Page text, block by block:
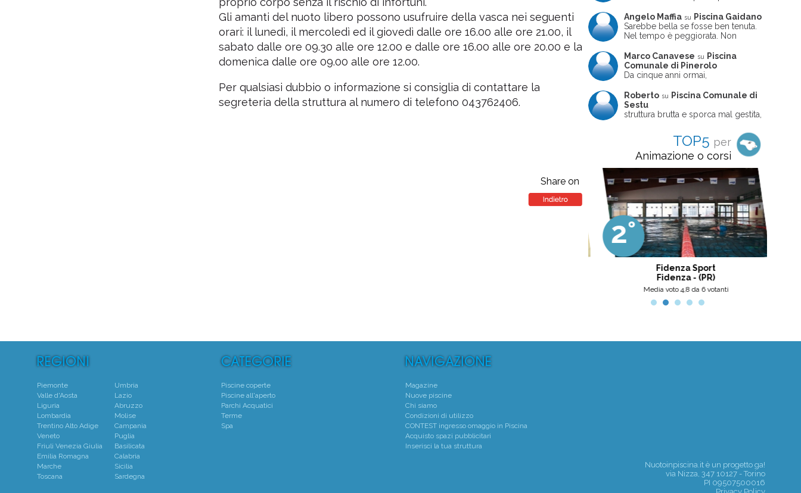
Gli amanti del nuoto libero possono usufruire della vasca nei seguenti
orari: il lunedì, il mercoledì ed il giovedì dalle ore 16.00 alle ore 21.00, il
sabato dalle ore 09.30 alle ore 12.00 e dalle ore 16.00 alle ore 20.00 e la
domenica dalle ore 09.00 alle ore 12.00.
Per qualsiasi dubbio o informazione si consiglia di contattare la
segreteria della struttura al numero di telefono 043762406.
Share on
Angelo Maffia su
Piscina Gaidano
Sarebbe bella se fosse ben tenuta.
Nel tempo è peggiorata. Non
ne usciva insieme a me non ha
ritrovato le sue scarpe! Peccato
perché potrebbe essere un'ottima
frequentata non magnificamente
Marco Canavese su
Piscina
Comunale di Pinerolo
Da cinque anni ormai,
pomeriggio trascorro cinque-sei ore
in questa magnifica piscina con i miei
due figli che sono letteralmente
piccola, un po' in vasca grande, negli
spazi riservati al nuoto libero,
giochiamo, nuotiamo e facciamo
apnea insieme (sono stato assistente
bagnanti ed istruttore di nuoto in
gioventù, ora lo faccio per loro
come papà). Si tratta di una struttura
molto accogliente, pulita, bella,
gestita da personale di grande
professionalità, umanità e cortesia.
Ottima scelta, nel pinerolese il
meglio, secondo me.
Roberto su
Piscina Comunale di
Sestu
struttura brutta e sporca mal gestita,
poco professionale. la sconsiglio a
tutti coloro che amano le cose fatte
seriamente poiché é tutto
improvvisato
TOP5 per
Animazione o corsi
2°
Fidenza Sport
Fidenza - (PR)
Media voto 4,8 da 6 votanti
Piemonte
Valle d'Aosta
Liguria
Lombardia
Trentino Alto Adige
Veneto
Friuli Venezia Giulia
Emilia Romagna
Marche
Toscana
Umbria
Lazio
Abruzzo
Molise
Campania
Puglia
Basilicata
Calabria
Sicilia
Sardegna
Piscine coperte
Piscine all'aperto
Parchi Acquatici
Terme
Spa
Magazine
Nuove piscine
Chi siamo
Condizioni di utilizzo
CONTEST ingresso omaggio in Piscina
Acquisto spazi pubblicitari
Inserisci la tua struttura
Nuotoinpiscina.it è un progetto ga!
via Nizza, 347 10127 - Torino
PI 09507500016